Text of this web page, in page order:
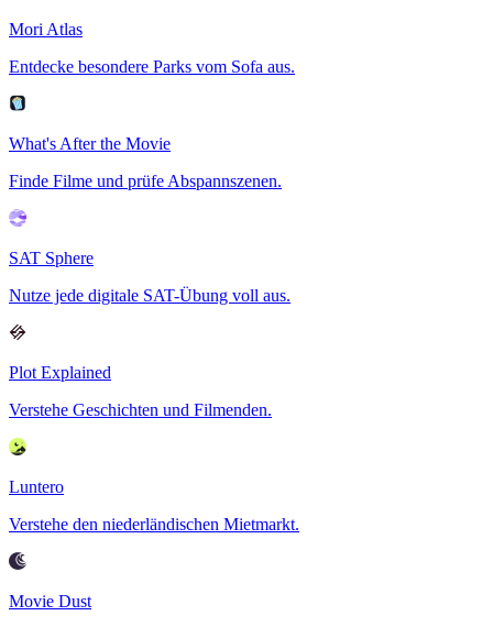
Mori Atlas
Entdecke besondere Parks vom Sofa aus.
What's After the Movie
Finde Filme und prüfe Abspannszenen.
SAT Sphere
Nutze jede digitale SAT-Übung voll aus.
Plot Explained
Verstehe Geschichten und Filmenden.
Luntero
Verstehe den niederländischen Mietmarkt.
Movie Dust